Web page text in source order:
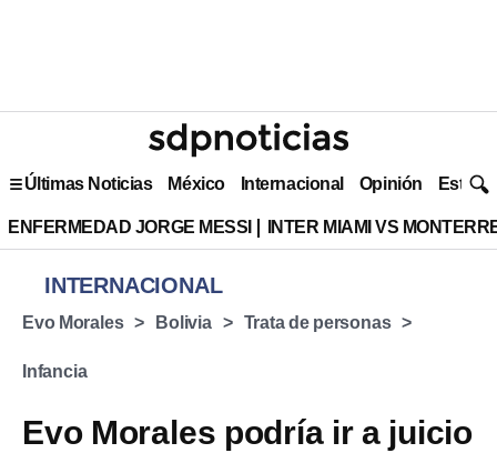
Últimas Noticias México Internacional Opinión Estilo
ENFERMEDAD JORGE MESSI INTER MIAMI VS
INTERNACIONAL
Evo Morales Bolivia Trata de personas
Infancia
Evo Morales podría ir a juicio